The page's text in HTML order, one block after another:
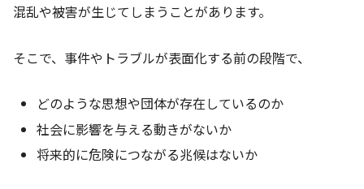
混乱や被害が生じてしまうことがあります。
そこで、事件やトラブルが表面化する前の段階で、
どのような思想や団体が存在しているのか
社会に影響を与える動きがないか
将来的に危険につながる兆候はないか